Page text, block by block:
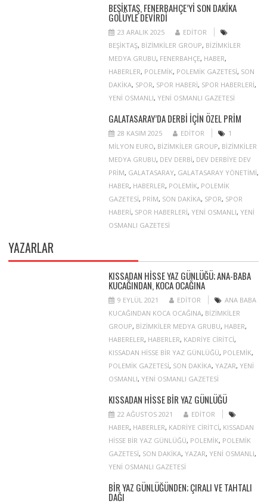
BEŞIKTAŞ, FENERBAHÇE’YI SON DAKIKA
GOLÜYLE DEVIRDI
23 ARALIK 2025
EDITOR
BEŞIKTAŞ, BIZIMKILER GROUP, BIZIMKILER
MEDYA GRUBU, FENERBAHÇE, HABER,
HABERLER, POLEMIK, POLEMIK GAZETESI, SON
DAKIKA, SPOR, SPOR HABERI, SPOR HABERLERI,
YENI OSMANLI, YENI OSMANLI GAZETESI
GALATASARAY’DA DERBI IÇIN ÖZEL PRIM
28 KASIM 2025 EDITOR
1
MILYON EURO, BIZIMKILER GROUP, BIZIMKILER
MEDYA GRUBU, DEV DERBI, DEV DERBIYE DEV
PRIM, GALATASARAY, GALATASARAY YÖNETIMI,
HABER, HABERLER, POLEMIK, POLEMIK
GAZETESI, PRIM, SON DAKIKA, SPOR, SPOR
HABERI, SPOR HABERLERI, YENI OSMANLI, YENI
OSMANLI GAZETESI
YAZARLAR
KISSADAN HISSE YAZ GÜNLÜĞÜ; ANA-BABA
KUCAĞINDAN, KOCA OCAĞINA
9 EYLÜL 2021 EDITOR
ANA BABA
KUCAĞINDAN KOCA OCAĞINA, BIZIMKILER
GROUP, BIZIMKILER MEDYA GRUBU, HABER,
HABERELER, HABERLER, KADRIYE CIRITCI,
KISSADAN HISSE BIR YAZ GÜNLÜĞÜ, POLEMIK,
POLEMIK GAZETESI, SON DAKIKA, YAZAR, YENI
OSMANLI, YENI OSMANLI GAZETESI
KISSADAN HISSE BIR YAZ GÜNLÜĞÜ
22 AĞUSTOS 2021
EDITOR
HABER, HABERLER, KADRIYE CIRITCI, KISSADAN
HISSE BIR YAZ GÜNLÜĞÜ, POLEMIK, POLEMIK
GAZETESI, SON DAKIKA, YAZAR, YENI OSMANLI,
YENI OSMANLI GAZETESI
BIR YAZ GÜNLÜĞÜNDEN; ÇIRALI VE TAHTALI
DAĞI